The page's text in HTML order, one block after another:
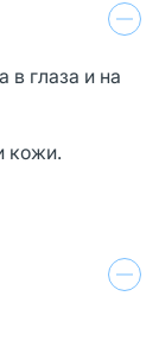
в глаза и на
кожи.